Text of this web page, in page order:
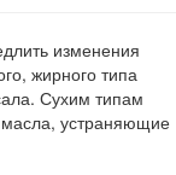
изменения
жирного типа
Сухим типам
устраняющие